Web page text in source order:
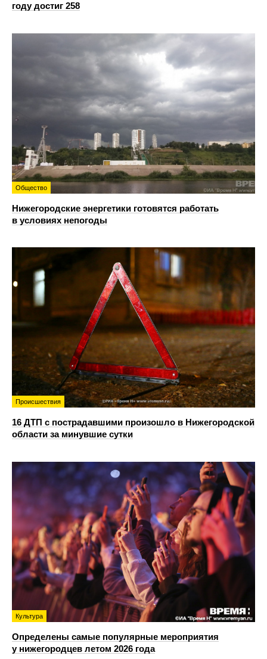
году достиг 258
Общество
Нижегородские энергетики готовятся работать
в условиях непогоды
Происшествия
16 ДТП с пострадавшими произошло в Нижегородской
области за минувшие сутки
Культура
Определены самые популярные мероприятия
у нижегородцев летом 2026 года